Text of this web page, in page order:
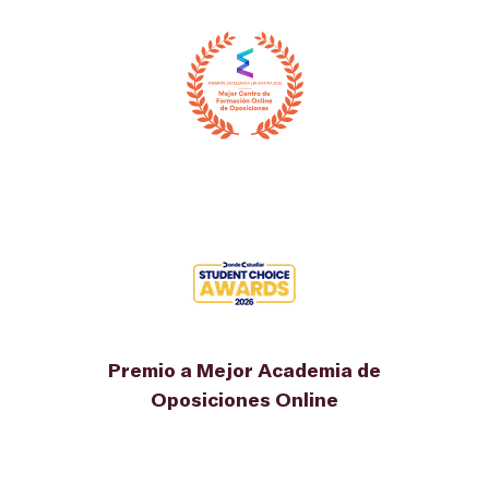
Premio a Mejor Academia de
Oposiciones Online